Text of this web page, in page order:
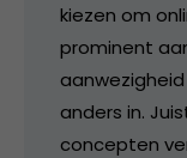
kiezen om
prominent
anders in.
concepten